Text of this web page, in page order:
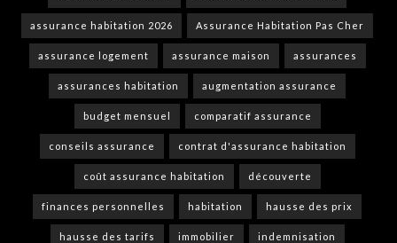
assurance habitation 2026 Assurance Habitation Pas Cher
assurance logement assurance maison assurances
assurances habitation augmentation assurance
budget mensuel comparatif assurance
conseils assurance contrat d'assurance habitation
coût assurance habitation découverte
finances personnelles habitation hausse des prix
hausse des tarifs immobilier indemnisation